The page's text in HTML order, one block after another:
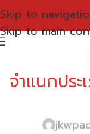
Skip to
Skip to main
จำแนกปร